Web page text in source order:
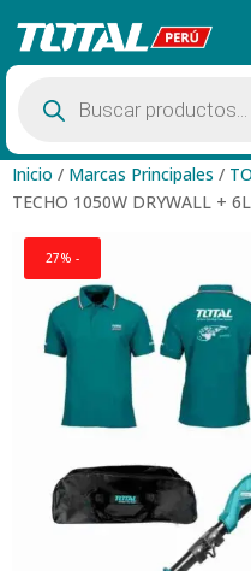
productos
Inicio / Marcas Principales /
TECHO 1050W DRYWALL +
27% -